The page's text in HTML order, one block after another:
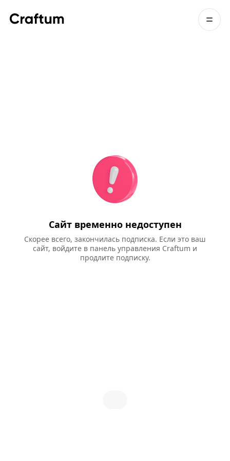
Сайт временно недоступен
Скорее всего, закончилась подписка. Если это ваш
сайт, войдите в панель управления Craftum и
продлите подписку.